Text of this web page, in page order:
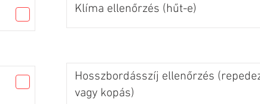
Klíma ellenőrzés (hűt-e)
Hosszbordásszíj ellenőrzés
vagy kopás)